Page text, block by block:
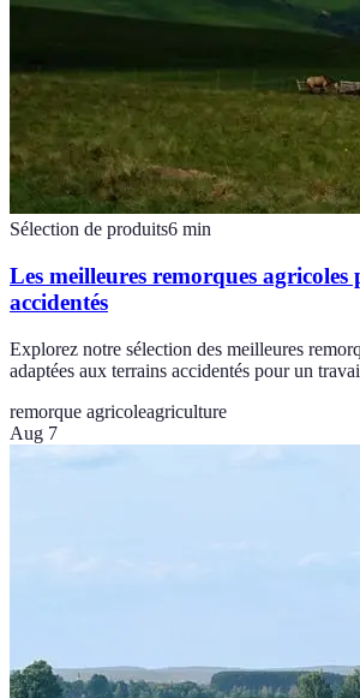
Sélection de produits6 min
Les meilleures remorques
accidentés
Explorez notre sélection des meilleures
adaptées aux terrains accidentés pour un
remorque agricoleagriculture
Aug 7